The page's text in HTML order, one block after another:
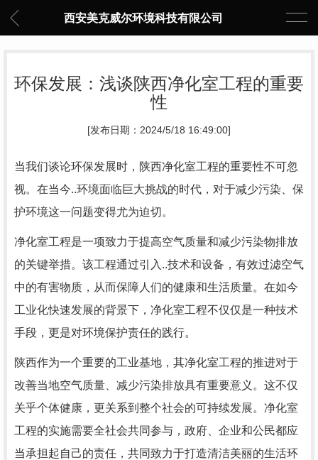
西安美克威尔环境科技有限公司
环保发展：浅谈陕西净化室工程的重要
性
[发布日期：2024/5/18 16:49:00]
当我们谈论环保发展时，陕西净化室工程的重要性不可忽
视。在当今..环境面临巨大挑战的时代，对于减少污染、保
护环境这一问题变得尤为迫切。
净化室工程是一项致力于提高空气质量和减少污染物排放
的关键举措。该工程通过引入..技术和设备，有效过滤空气
中的有害物质，从而保障人们的健康和生活质量。在如今
工业化快速发展的背景下，净化室工程不仅仅是一种技术
手段，更是对环境保护责任的践行。
陕西作为一个重要的工业基地，其净化室工程的推进对于
改善当地空气质量、减少污染排放具有重要意义。这不仅
关乎个体健康，更关系到整个社会的可持续发展。净化室
工程的实施需要全社会共同参与，政府、企业和公民都应
当承担起自己的责任，共同致力于打造清洁美丽的生活环